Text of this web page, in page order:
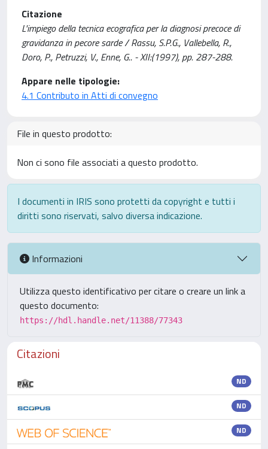
Citazione
L'impiego della tecnica ecografica per la diagnosi precoce di
gravidanza in pecore sarde / Rassu, S.P.G., Vallebella, R.,
Doro, P., Petruzzi, V., Enne, G.. - XII:(1997), pp. 287-288.
Appare nelle tipologie:
4.1 Contributo in Atti di convegno
File in questo prodotto:
Non ci sono file associati a questo prodotto.
I documenti in IRIS sono protetti da copyright e tutti i
diritti sono riservati, salvo diversa indicazione.
Informazioni
Utilizza questo identificativo per citare o creare un link a
questo documento:
https://hdl.handle.net/11388/77343
Citazioni
ND
ND
ND